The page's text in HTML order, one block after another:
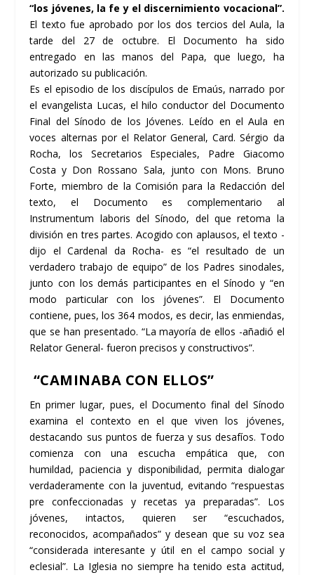
“los jóvenes, la fe y el discernimiento vocacional”.
El texto fue aprobado por los dos tercios del Aula, la
tarde del 27 de octubre. El Documento ha sido
entregado en las manos del Papa, que luego, ha
autorizado su publicación.
Es el episodio de los discípulos de Emaús, narrado por
el evangelista Lucas, el hilo conductor del Documento
Final del Sínodo de los Jóvenes. Leído en el Aula en
voces alternas por el Relator General, Card. Sérgio da
Rocha, los Secretarios Especiales, Padre Giacomo
Costa y Don Rossano Sala, junto con Mons. Bruno
Forte, miembro de la Comisión para la Redacción del
texto, el Documento es complementario al
Instrumentum laboris del Sínodo, del que retoma la
división en tres partes. Acogido con aplausos, el texto -
dijo el Cardenal da Rocha- es “el resultado de un
verdadero trabajo de equipo” de los Padres sinodales,
junto con los demás participantes en el Sínodo y “en
modo particular con los jóvenes”. El Documento
contiene, pues, los 364 modos, es decir, las enmiendas,
que se han presentado. “La mayoría de ellos -añadió el
Relator General- fueron precisos y constructivos”.
“CAMINABA CON ELLOS”
En primer lugar, pues, el Documento final del Sínodo
examina el contexto en el que viven los jóvenes,
destacando sus puntos de fuerza y sus desafíos. Todo
comienza con una escucha empática que, con
humildad, paciencia y disponibilidad, permita dialogar
verdaderamente con la juventud, evitando “respuestas
pre confeccionadas y recetas ya preparadas”. Los
jóvenes, intactos, quieren ser “escuchados,
reconocidos, acompañados” y desean que su voz sea
“considerada interesante y útil en el campo social y
eclesial”. La Iglesia no siempre ha tenido esta actitud,